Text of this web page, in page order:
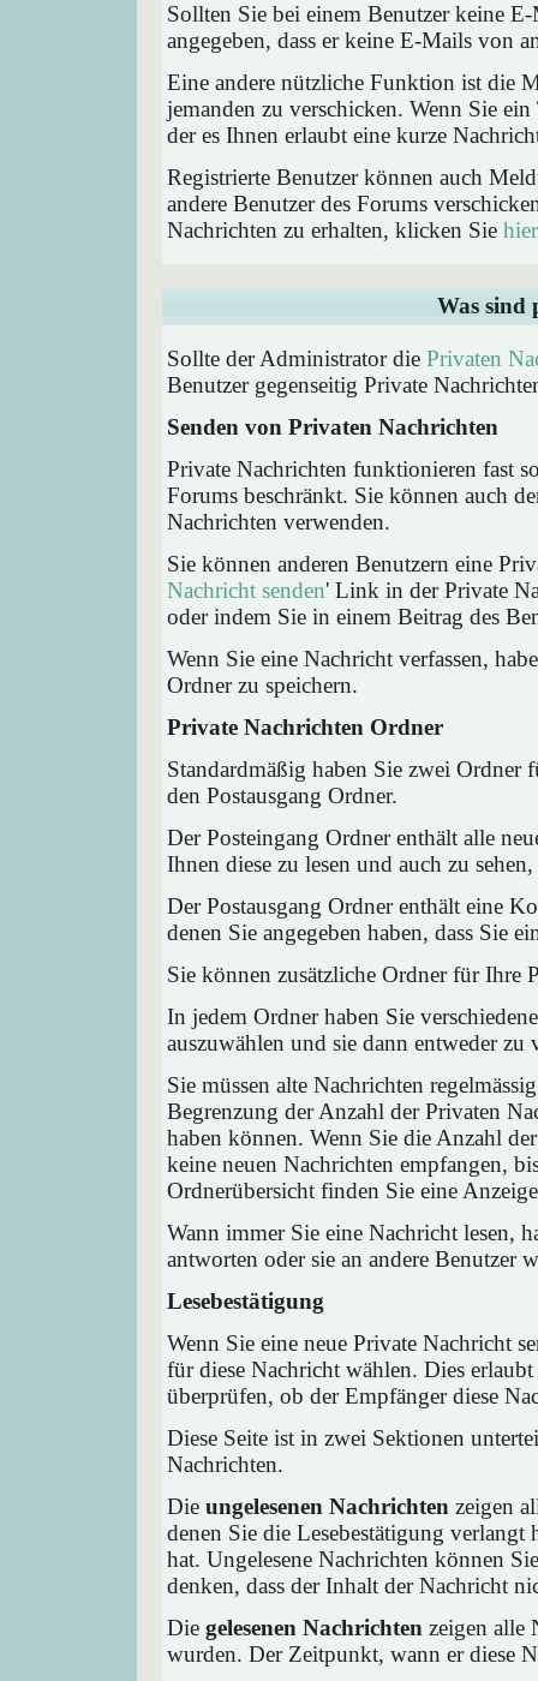
Sollten Sie bei einem Benutzer keine
angegeben, dass er keine E-Mails von
Eine andere nützliche Funktion ist die
jemanden zu verschicken. Wenn Sie
der es Ihnen erlaubt eine kurze
Registrierte Benutzer können auch
andere Benutzer des Forums
Nachrichten zu erhalten, klicken Sie hier
Was sind
Sollte der Administrator die Privaten
Benutzer gegenseitig Private
Senden von Privaten Nachrichten
Private Nachrichten funktionieren fast
Forums beschränkt. Sie können auch
Nachrichten verwenden.
Sie können anderen Benutzern eine
Nachricht senden' Link in der Private
oder indem Sie in einem Beitrag des
Wenn Sie eine Nachricht verfassen,
Ordner zu speichern.
Private Nachrichten Ordner
Standardmäßig haben Sie zwei Ordner
den Postausgang Ordner.
Der Posteingang Ordner enthält alle
Ihnen diese zu lesen und auch zu
Der Postausgang Ordner enthält eine
denen Sie angegeben haben, dass Sie
Sie können zusätzliche Ordner für Ihre
In jedem Ordner haben Sie
auszuwählen und sie dann entweder
Sie müssen alte Nachrichten
Begrenzung der Anzahl der Privaten
haben können. Wenn Sie die Anzahl
keine neuen Nachrichten empfangen,
Ordnerübersicht finden Sie eine
Wann immer Sie eine Nachricht lesen,
antworten oder sie an andere Benutzer
Lesebestätigung
Wenn Sie eine neue Private Nachricht
für diese Nachricht wählen. Dies
überprüfen, ob der Empfänger diese
Diese Seite ist in zwei Sektionen
Nachrichten.
Die ungelesenen Nachrichten zeigen
denen Sie die Lesebestätigung verlangt
hat. Ungelesene Nachrichten können
denken, dass der Inhalt der Nachricht
Die gelesenen Nachrichten zeigen alle
wurden. Der Zeitpunkt, wann er diese